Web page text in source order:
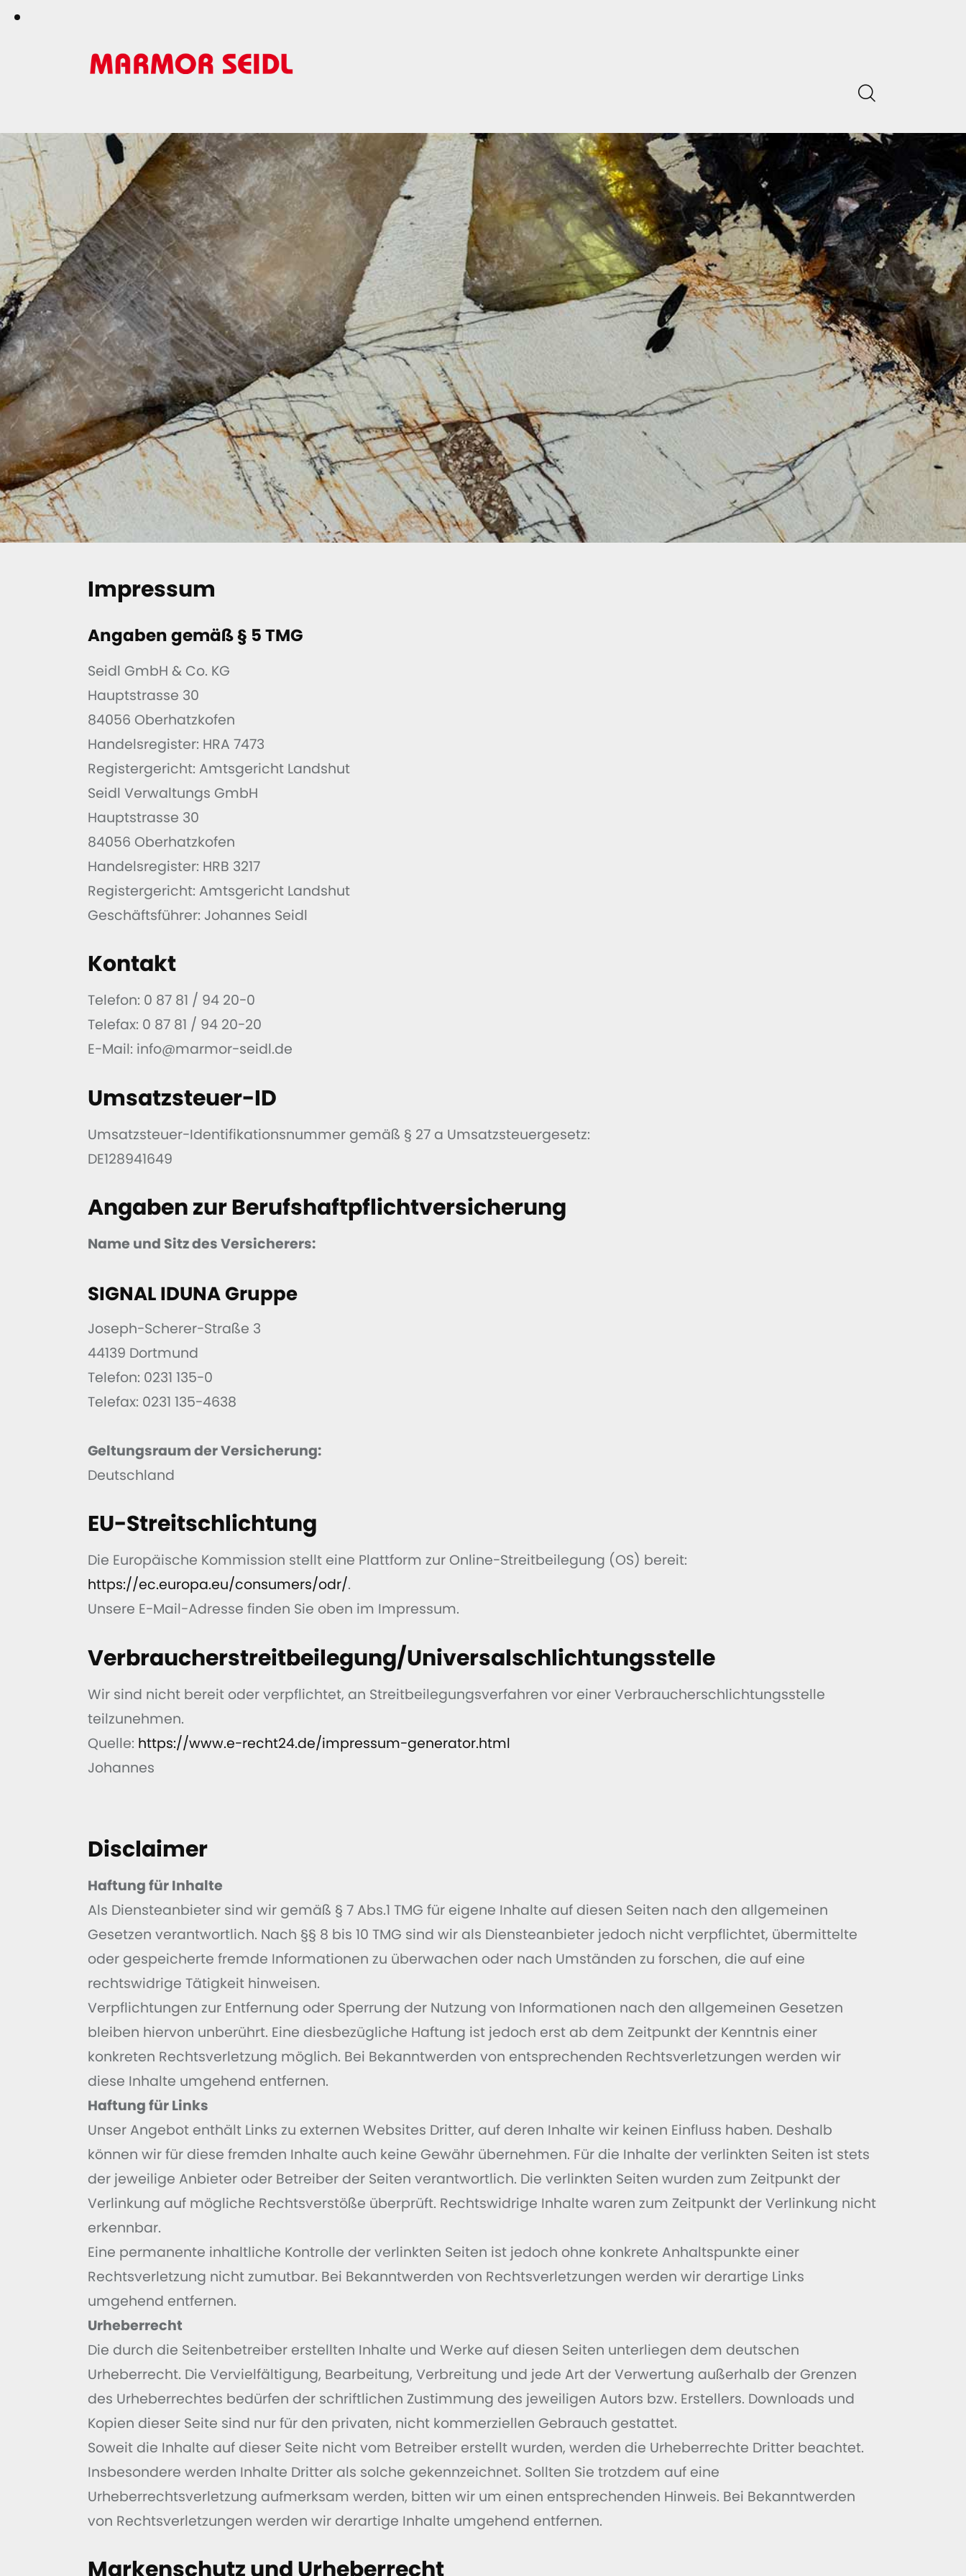
Impressum
Angaben gemäß § 5 TMG
Seidl GmbH & Co. KG
Hauptstrasse 30
84056 Oberhatzkofen
Handelsregister: HRA 7473
Registergericht: Amtsgericht Landshut
Seidl Verwaltungs GmbH
Hauptstrasse 30
84056 Oberhatzkofen
Handelsregister: HRB 3217
Registergericht: Amtsgericht Landshut
Geschäftsführer: Johannes Seidl
Kontakt
Telefon: 0 87 81 / 94 20-0
Telefax: 0 87 81 / 94 20-20
E-Mail: info@marmor-seidl.de
Umsatzsteuer-ID
Umsatzsteuer-Identifikationsnummer gemäß § 27 a Umsatzsteuergesetz:
DE128941649
Angaben zur Berufs­haftpflicht­versicherung
Name und Sitz des Versicherers:
SIGNAL IDUNA Gruppe
Joseph-Scherer-Straße 3
44139 Dortmund
Telefon: 0231 135-0
Telefax: 0231 135-4638
Geltungsraum der Versicherung:
Deutschland
EU-Streitschlichtung
Die Europäische Kommission stellt eine Plattform zur Online-Streitbeilegung (OS) bereit:
https://ec.europa.eu/consumers/odr/.
Unsere E-Mail-Adresse finden Sie oben im Impressum.
Verbraucher­streit­beilegung/Universal­schlichtungs­stelle
Wir sind nicht bereit oder verpflichtet, an Streitbeilegungsverfahren vor einer Verbraucherschlichtungsstelle
teilzunehmen.
Quelle: https://www.e-recht24.de/impressum-generator.html
Johannes
Disclaimer
Haftung für Inhalte
Als Diensteanbieter sind wir gemäß § 7 Abs.1 TMG für eigene Inhalte auf diesen Seiten nach den allgemeinen
Gesetzen verantwortlich. Nach §§ 8 bis 10 TMG sind wir als Diensteanbieter jedoch nicht verpflichtet, übermittelte
oder gespeicherte fremde Informationen zu überwachen oder nach Umständen zu forschen, die auf eine
rechtswidrige Tätigkeit hinweisen.
Verpflichtungen zur Entfernung oder Sperrung der Nutzung von Informationen nach den allgemeinen Gesetzen
bleiben hiervon unberührt. Eine diesbezügliche Haftung ist jedoch erst ab dem Zeitpunkt der Kenntnis einer
konkreten Rechtsverletzung möglich. Bei Bekanntwerden von entsprechenden Rechtsverletzungen werden wir
diese Inhalte umgehend entfernen.
Haftung für Links
Unser Angebot enthält Links zu externen Websites Dritter, auf deren Inhalte wir keinen Einfluss haben. Deshalb
können wir für diese fremden Inhalte auch keine Gewähr übernehmen. Für die Inhalte der verlinkten Seiten ist stets
der jeweilige Anbieter oder Betreiber der Seiten verantwortlich. Die verlinkten Seiten wurden zum Zeitpunkt der
Verlinkung auf mögliche Rechtsverstöße überprüft. Rechtswidrige Inhalte waren zum Zeitpunkt der Verlinkung nicht
erkennbar.
Eine permanente inhaltliche Kontrolle der verlinkten Seiten ist jedoch ohne konkrete Anhaltspunkte einer
Rechtsverletzung nicht zumutbar. Bei Bekanntwerden von Rechtsverletzungen werden wir derartige Links
umgehend entfernen.
Urheberrecht
Die durch die Seitenbetreiber erstellten Inhalte und Werke auf diesen Seiten unterliegen dem deutschen
Urheberrecht. Die Vervielfältigung, Bearbeitung, Verbreitung und jede Art der Verwertung außerhalb der Grenzen
des Urheberrechtes bedürfen der schriftlichen Zustimmung des jeweiligen Autors bzw. Erstellers. Downloads und
Kopien dieser Seite sind nur für den privaten, nicht kommerziellen Gebrauch gestattet.
Soweit die Inhalte auf dieser Seite nicht vom Betreiber erstellt wurden, werden die Urheberrechte Dritter beachtet.
Insbesondere werden Inhalte Dritter als solche gekennzeichnet. Sollten Sie trotzdem auf eine
Urheberrechtsverletzung aufmerksam werden, bitten wir um einen entsprechenden Hinweis. Bei Bekanntwerden
von Rechtsverletzungen werden wir derartige Inhalte umgehend entfernen.
Markenschutz und Urheberrecht